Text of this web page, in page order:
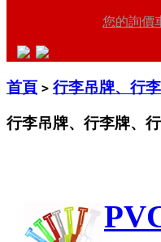
您的詢價
首頁 > 行李吊牌、行
行李吊牌、行李牌